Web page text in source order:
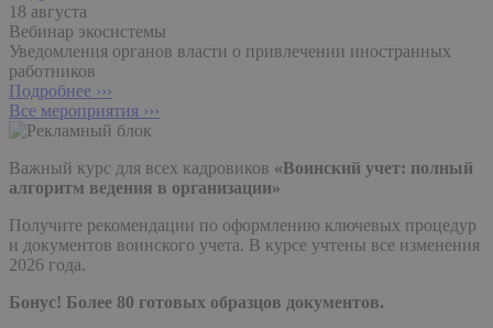
18 августа
Вебинар экосистемы
Уведомления органов власти о привлечении иностранных
работников
Подробнее ›››
Все мероприятия ›››
Важный курс для всех кадровиков «Воинский учет: полный
алгоритм ведения в организации»
Получите рекомендации по оформлению ключевых процедур
и документов воинского учета. В курсе учтены все изменения
2026 года.
Бонус! Более 80 готовых образцов документов.